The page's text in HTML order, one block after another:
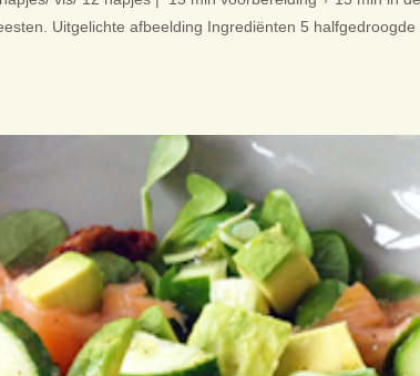
Uitgelichte afbeelding Ingrediënten 5 halfgedroogde